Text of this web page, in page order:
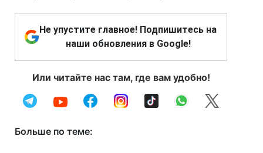
Не упустите главное! Подпишитесь на
наши обновления в Google!
Или читайте нас там, где вам удобно!
Больше по теме: